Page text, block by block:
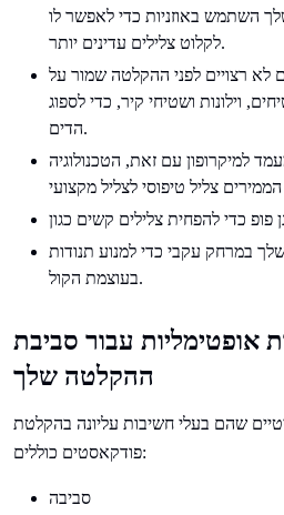
השתמש באוזניות כדי לאפשר לו
לקלוט צלילים עדינים יותר.
לא רצויים לפני ההקלטה שמור על
וילונות ושטיחי קיר, כדי לספוג
הדים.
למיקרופון עם זאת, הטכנולוגיה
במרחק עקבי כדי למנוע תנודות
בעוצמת הקול.
אופטימליות עבור סביבת
ההקלטה שלך
שהם בעלי חשיבות עליונה בהקלטת
פודקאסטים כוללים:
סביבה